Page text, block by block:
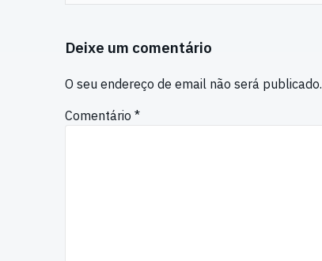
Deixe um comentário
O seu endereço de email não será publicado.
Comentário *